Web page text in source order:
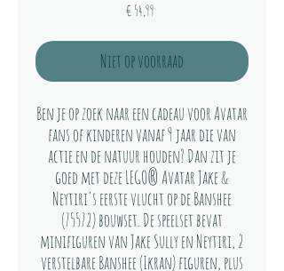
€ 54,99Prijs
Niet op voorraad
Ben je op zoek naar een cadeau voor Avatar
fans of kinderen vanaf 9 jaar die van
actie en de natuur houden? Dan zit je
goed met deze LEGO® Avatar Jake &
Neytiri's eerste vlucht op de Banshee
(75572) bouwset. De speelset bevat
minifiguren van Jake Sully en Neytiri, 2
verstelbare Banshee (Ikran) figuren, plus